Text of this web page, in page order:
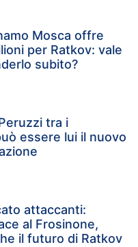
Mosca offre
per Ratkov: vale
subito?
tra i
essere lui il nuovo
attaccanti:
al Frosinone,
il futuro di Ratkov